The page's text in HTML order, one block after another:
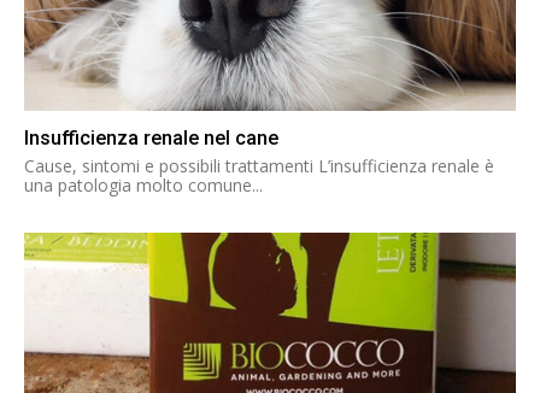
Insufficienza renale nel cane
Cause, sintomi e possibili trattamenti L’insufficienza renale è
una patologia molto comune...